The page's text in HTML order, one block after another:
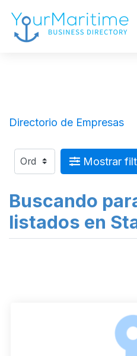
Directorio de Empresas
Mostrar
Buscando
listados en